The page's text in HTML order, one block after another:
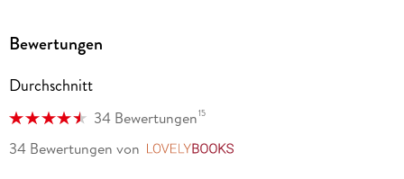
verlagsunabhängig verschiedene erfolgreiche Buchserien,
Bewertungen
Durchschnitt
34 Bewertungen15
34 Bewertungen von